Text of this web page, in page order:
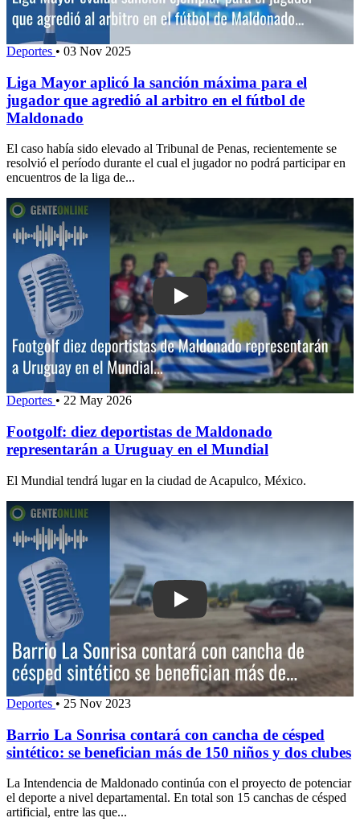
Deportes • 03 Nov 2025
Liga Mayor aplicó la sanción máxima para el
jugador que agredió al arbitro en el fútbol de
Maldonado
El caso había sido elevado al Tribunal de Penas, recientemente se
resolvió el período durante el cual el jugador no podrá participar en
encuentros de la liga de...
Play: Footgolf: diez deportistas de
Deportes • 22 May 2026
Footgolf: diez deportistas de Maldonado
representarán a Uruguay en el Mundial
El Mundial tendrá lugar en la ciudad de Acapulco, México.
Play: Barrio La Sonrisa contará con
Deportes • 25 Nov 2023
Barrio La Sonrisa contará con cancha de césped
sintético: se benefician más de 150 niños y dos clubes
La Intendencia de Maldonado continúa con el proyecto de potenciar
el deporte a nivel departamental. En total son 15 canchas de césped
artificial, entre las que...